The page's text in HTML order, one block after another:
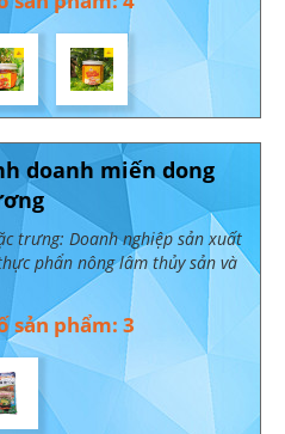
doanh miến dong
trưng: Doanh nghiệp sản xuất
phẩn nông lâm thủy sản và
sản phẩm: 3